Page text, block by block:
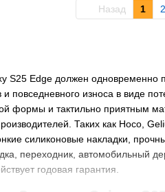
S25 Edge должен
повседневного износа в виде
формы и тактильно приятным
Таких как Hoco,
силиконовые накладки,
переходник, автомобильный
годовая гарантия.
Назад 1 2